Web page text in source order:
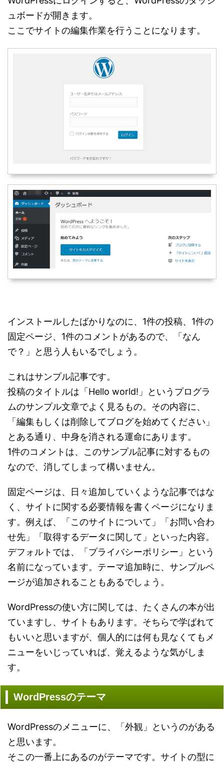
ュボードが開きます。
ここでサイトの編集作業を行うことになります。
インストールしたばかりなのに、1件の投稿、1件の
固定ページ、1件のコメントがあるので、「なん
で？」と思う人もいるでしょう。
これはサンプル記事です。
投稿のタイトルは「Hello world!」というプログラ
ムのサンプル文章でよく見るもの。その内容に、
「編集もしくは削除してブログを始めてください」
とある通り、中身を消される運命にあります。
1件のコメントは、このサンプル記事に対するもの
なので、消してしまって構いません。
固定ページは、日々追加していくような記事ではな
く、サイトに関する必要情報を書くページになりま
す。例えば、「このサイトについて」「お問い合わ
せ先」「取得するデータに関して」といった内容。
デフォルトでは、「プライバシーポリシー」という
名前になっています。テーマ追加時に、サンプルペ
ージが追加されることもあるでしょう。
WordPressの使い方に関しては、たくさんの本が出
ていますし、サイトもあります。そちらで学ばれて
もいいと思いますが、個人的には何も見なくてもメ
ニューをいじっていれば、覚えるような気がしま
す。
WordPressのテーマ
WordPressのメニューに、「外観」というのがある
と思います。
そこの一番上にあるのがテーマです。サイトの型に